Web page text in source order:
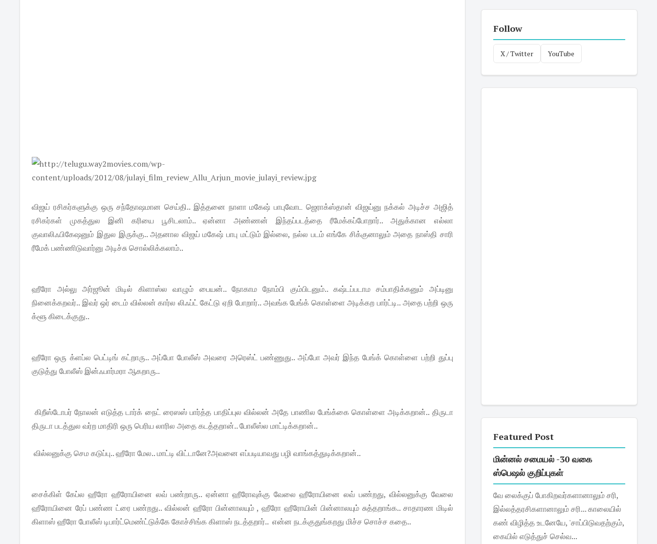
விஜய் ரசிகர்களுக்கு ஒரு சந்தோஷமான செய்தி.. இத்தனை நாளா மகேஷ் பாபுவோட ஜெராக்ஸ்தான் விஜய்னு நக்கல் அடிச்ச அஜித்
ரசிகர்கள் முகத்துல இனி கரியை பூசிடலாம்.. ஏன்னா அண்ணன் இந்தப்படத்தை ரீமேக்கப்போறார்.. அதுக்கான எல்லா
குவாலிஃபிகேஷனும் இதுல இருக்கு.. அதனால விஜய் மகேஷ் பாபு மட்டும் இல்லை, நல்ல படம் எங்கே சிக்குனாலும் அதை நாஸ்தி சாரி
ரீமேக் பண்ணிடுவார்னு அடிச்சு சொல்லிக்கலாம்..
ஹீரோ அல்லு அர்ஜூன் மிடில் கிளாஸ்ல வாழும் பையன்.. நோகாம நோம்பி கும்பிடனும்.. கஷ்டப்படாம சம்பாதிக்கனும் அப்டினு
நினைக்கறவர்.. இவர் ஒர் டைம் வில்லன் கார்ல லிஃப்ட் கேட்டு ஏறி போறார்.. அவங்க பேங்க் கொள்ளை அடிக்கற பார்ட்டி.. அதை பற்றி ஒரு
க்ளூ கிடைக்குது..
ஹீரோ ஒரு க்ளப்ல பெட்டிங் கட்றாரு.. அப்போ போலீஸ் அவரை அரெஸ்ட் பண்ணுது.. அப்போ அவர் இந்த பேங்க் கொள்ளை பற்றி துப்பு
குடுத்து போலீஸ் இன்ஃபார்மரா ஆகறாரு..
கிறீஸ்டோபர் நோலன் எடுத்த டார்க் நைட் ரைஸஸ் பார்த்த பாதிப்புல வில்லன் அதே பாணில பேங்க்கை கொள்ளை அடிக்கறான்.. திருடா
திருடா படத்துல வர்ற மாதிரி ஒரு பெரிய லாரில அதை கடத்தறான்.. போலீஸ்ல மாட்டிக்கறான்..
வில்லனுக்கு செம கடுப்பு.. ஹீரோ மேல.. மாட்டி விட்டானே?அவனை எப்படியாவது பழி வாங்கத்துடிக்கறான்..
சைக்கிள் கேப்ல ஹீரோ ஹீரோயினை லவ் பண்றாரு.. ஏன்னா ஹீரோவுக்கு வேலை ஹீரோயினை லவ் பண்றது, வில்லனுக்கு வேலை
ஹீரோயினை ரேப் பண்ண ட்ரை பண்றது.. வில்லன் ஹீரோ பின்னாலயும் , ஹீரோ ஹீரோயின் பின்னாலயும் சுத்தறாங்க.. சாதாரண மிடில்
கிளாஸ் ஹீரோ போலீஸ் டிபார்ட்மெண்ட்டுக்கே கோச்சிங்க கிளாஸ் நடத்தறார்.. என்ன நடக்குதுங்கறது மிச்ச சொச்ச கதை..
Follow
X / Twitter YouTube
Featured Post
மின்னல் சமையல் -30 வகை
ஸ்பெஷல் குறிப்புகள்
வே லைக்குப் போகிறவர்களானாலும் சரி,
இல்லத்தரசிகளானாலும் சரி... காலையில்
கண் விழித்த உடனேயே, 'சாப்பிடுவதற்கும்,
கையில் எடுத்துச் செல்வ...